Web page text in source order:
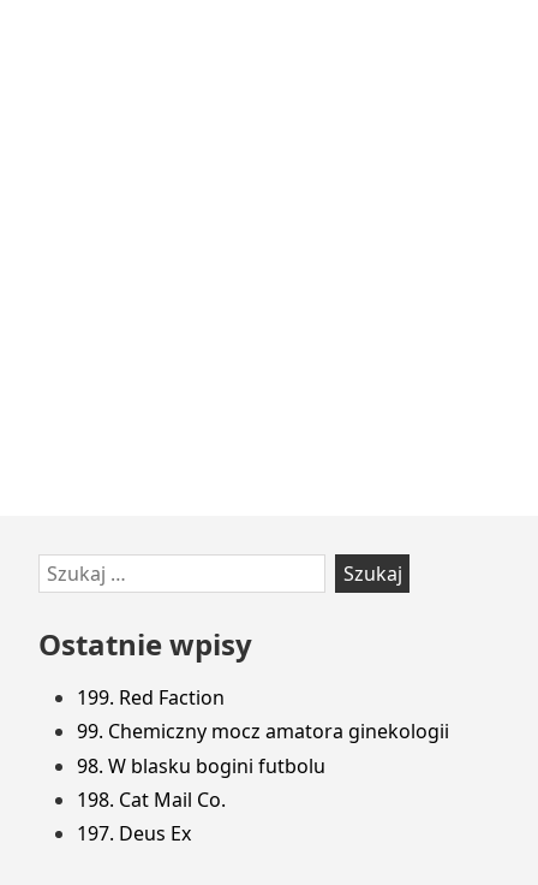
Przejdź
do
stopki
Szukaj:
Ostatnie wpisy
199. Red Faction
99. Chemiczny mocz amatora ginekologii
98. W blasku bogini futbolu
198. Cat Mail Co.
197. Deus Ex